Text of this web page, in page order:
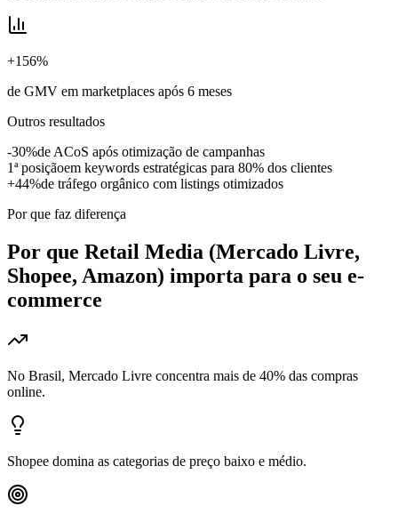
+156%
de GMV em marketplaces após 6 meses
Outros resultados
-30%de ACoS após otimização de campanhas
1ª posiçãoem keywords estratégicas para 80% dos clientes
+44%de tráfego orgânico com listings otimizados
Por que faz diferença
Por que Retail Media (Mercado Livre,
Shopee, Amazon) importa para o seu e-
commerce
No Brasil, Mercado Livre concentra mais de 40% das compras
online.
Shopee domina as categorias de preço baixo e médio.